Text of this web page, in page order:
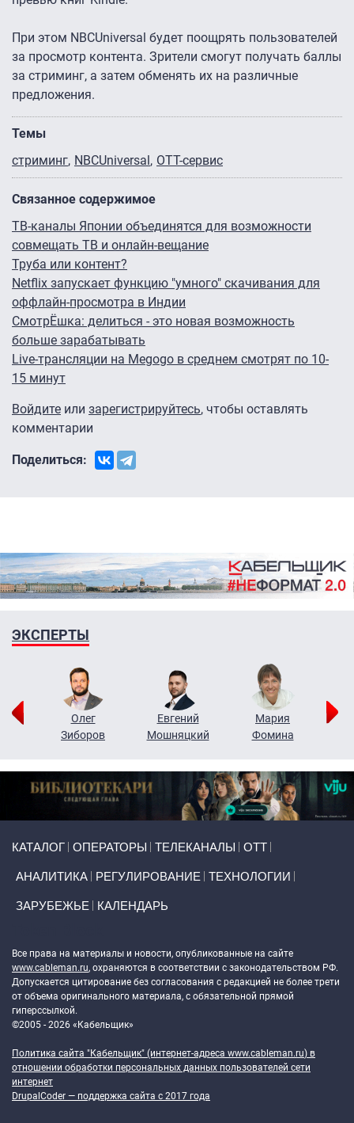
При этом NBCUniversal будет поощрять пользователей
за просмотр контента. Зрители смогут получать баллы
за стриминг, а затем обменять их на различные
предложения.
Темы
стриминг NBCUniversal OTT-сервис
Связанное содержимое
ТВ-каналы Японии объединятся для возможности
совмещать ТВ и онлайн-вещание
Труба или контент?
Netflix запускает функцию "умного" скачивания для
оффлайн-просмотра в Индии
СмотрЁшка: делиться - это новая возможность
больше зарабатывать
Live-трансляции на Megogo в среднем смотрят по 10-
15 минут
Войдите или зарегистрируйтесь, чтобы оставлять
комментарии
Поделиться:
ЭКСПЕРТЫ
Олег
Зиборов
Евгений
Мошняцкий
Мария
Фомина
КАТАЛОГ ОПЕРАТОРЫ ТЕЛЕКАНАЛЫ ОТТ
АНАЛИТИКА РЕГУЛИРОВАНИЕ ТЕХНОЛОГИИ
ЗАРУБЕЖЬЕ КАЛЕНДАРЬ
Все права на материалы и новости, опубликованные на сайте
www.cableman.ru, охраняются в соответствии с законодательством РФ.
Допускается цитирование без согласования с редакцией не более трети
от объема оригинального материала, с обязательной прямой
гиперссылкой.
©2005 - 2026 «Кабельщик»
Политика сайта "Кабельщик" (интернет-адреса www.cableman.ru) в
отношении обработки персональных данных пользователей сети
интернет
DrupalCoder — поддержка сайта c 2017 года